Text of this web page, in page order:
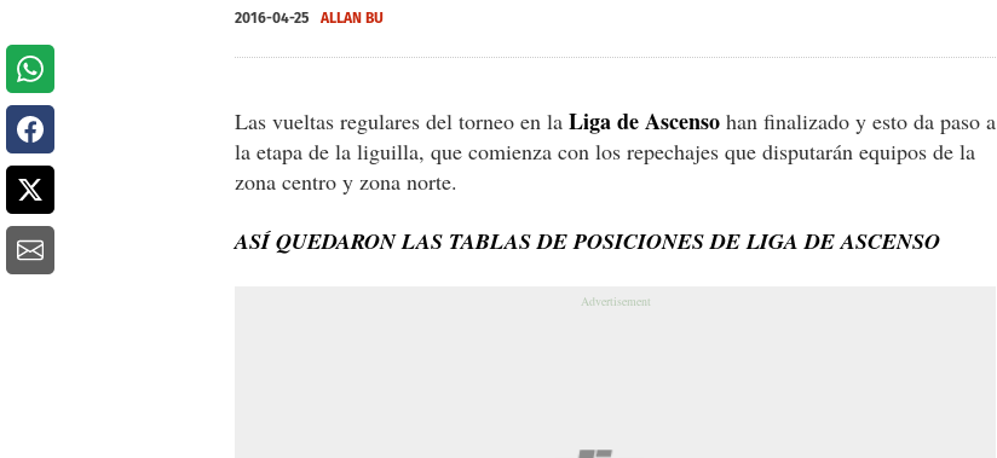
2016-04-25 ALLAN BU
Las vueltas regulares del torneo en la Liga de Ascenso han finalizado y esto da paso a
la etapa de la liguilla, que comienza con los repechajes que disputarán equipos de la
zona centro y zona norte.
ASÍ QUEDARON LAS TABLAS DE POSICIONES DE LIGA DE ASCENSO